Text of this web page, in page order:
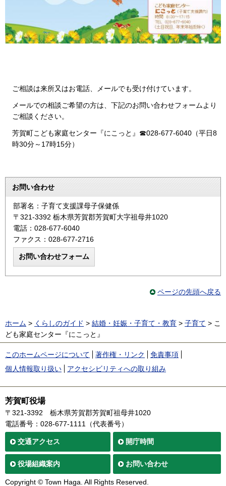
ご相談は来所又はお電話、メールでも受け付けています。
メールでの相談ご希望の方は、下記のお問い合わせフォームより
ご相談ください。
芳賀町こども家庭センター『にこっと』☎028-677-6040（平日8
時30分～17時15分）
お問い合わせ
部署名：子育て支援課母子保健係
〒321-3392 栃木県芳賀郡芳賀町大字祖母井1020
電話：028-677-6040
ファクス：028-677-2716
ページの先頭へ戻る
ホーム > くらしのガイド > 結婚・妊娠・子育て・教育 > 子育て > こ
ども家庭センター『にこっと』
このホームページについて 著作権・リンク
免責事項
個人情報取り扱い
アクセシビリティへの取り組み
芳賀町役場
〒321-3392
栃木県芳賀郡芳賀町祖母井1020
電話番号：028-677-1111（代表番号）
交通アクセス 開庁時間
役場組織案内 お問い合わせ
Copyright © Town Haga. All Rights Reserved.